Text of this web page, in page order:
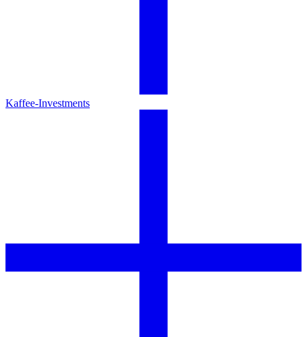
Kaffee-Investments